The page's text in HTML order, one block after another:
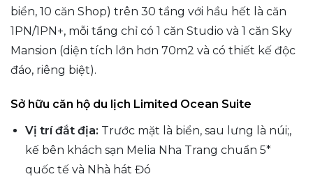
biển, 10 căn Shop) trên 30 tầng với hầu hết là căn
1PN/1PN+, mỗi tầng chỉ có 1 căn Studio và 1 căn Sky
Mansion (diện tích lớn hơn 70m2 và có thiết kế độc
đáo, riêng biệt).
Sở hữu căn hộ du lịch Limited Ocean Suite
Vị trí đắt địa: Trước mặt là biển, sau lưng là núi;,
kế bên khách sạn Melia Nha Trang chuẩn 5*
quốc tế và Nhà hát Đó